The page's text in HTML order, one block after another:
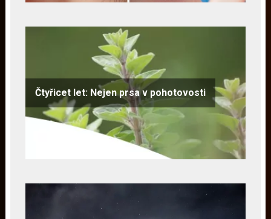
Čtyřicet let: Nejen prsa v pohotovosti